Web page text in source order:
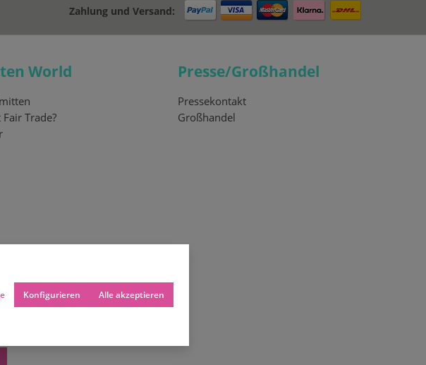
Zahlung und Versand:
World
Trade?
Presse/Großhandel
Pressekontakt
Großhandel
Konfigurieren Alle akzeptieren